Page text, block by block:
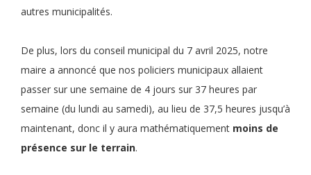
autres municipalités.
De plus, lors du conseil municipal du 7 avril 2025, notre
maire a annoncé que nos policiers municipaux allaient
passer sur une semaine de 4 jours sur 37 heures par
semaine (du lundi au samedi), au lieu de 37,5 heures jusqu’à
maintenant, donc il y aura mathématiquement moins de
présence sur le terrain.